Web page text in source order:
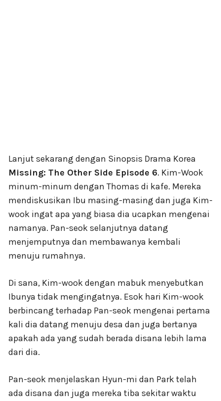
Lanjut sekarang dengan Sinopsis Drama Korea
Missing: The Other Side Episode 6. Kim-Wook
minum-minum dengan Thomas di kafe. Mereka
mendiskusikan Ibu masing-masing dan juga Kim-
wook ingat apa yang biasa dia ucapkan mengenai
namanya. Pan-seok selanjutnya datang
menjemputnya dan membawanya kembali
menuju rumahnya.
Di sana, Kim-wook dengan mabuk menyebutkan
Ibunya tidak mengingatnya. Esok hari Kim-wook
berbincang terhadap Pan-seok mengenai pertama
kali dia datang menuju desa dan juga bertanya
apakah ada yang sudah berada disana lebih lama
dari dia.
Pan-seok menjelaskan Hyun-mi dan Park telah
ada disana dan juga mereka tiba sekitar waktu